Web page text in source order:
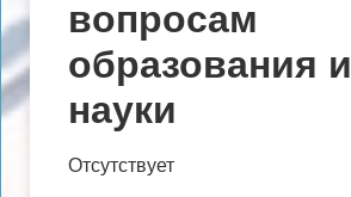
вопросам
образования и
науки
Отсутствует